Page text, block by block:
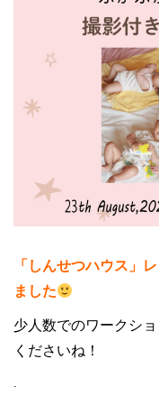
「しんせつハウス」
ました
少人数でのワークシ
くださいね！
.